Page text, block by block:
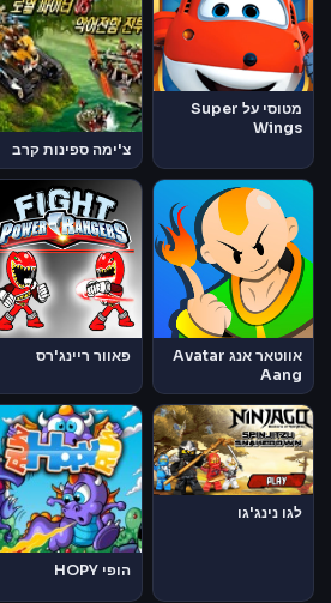
מטוסי על Super
Wings
צ'ימה ספינות קרב
אווטאר אנג Avatar
Aang
פאוור ריינג'רס
לגו נינג'גו
הופי HOPY